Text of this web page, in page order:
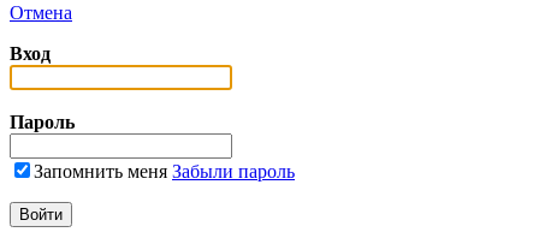
Отмена
Вход
Пароль
Запомнить меня Забыли пароль